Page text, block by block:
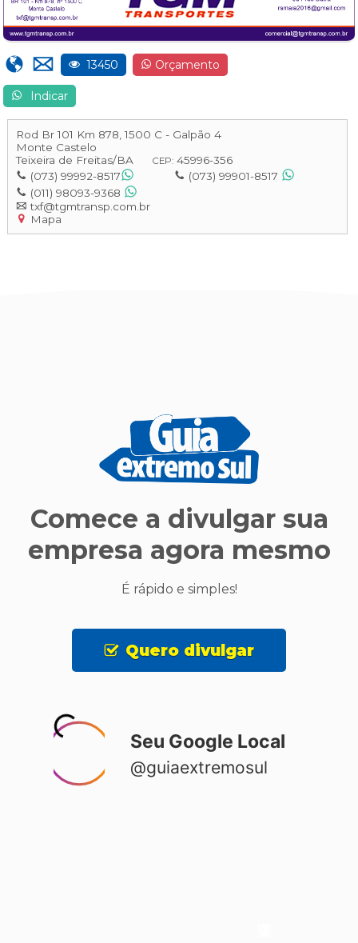
13450 Orçamento
Indicar
Rod Br 101 Km 878, 1500 C - Galpão 4
Monte Castelo
Teixeira de Freitas/BA CEP: 45996-356
(073) 99992-8517
(073) 99901-8517
(011) 98093-9368
txf@tgmtransp.com.br
Mapa
Comece a divulgar sua
empresa agora mesmo
É rápido e simples!
Quero divulgar